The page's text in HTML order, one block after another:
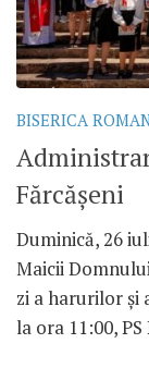
BISERICA
Fărcășeni
Duminică, 26
Maicii
zi a harurilor și
la ora 11:00, PS